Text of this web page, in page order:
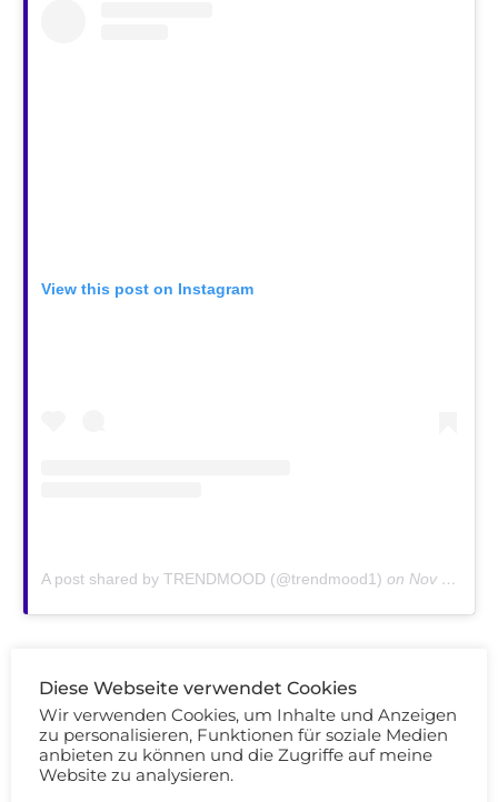
View this post on Instagram
A post shared by TRENDMOOD (@trendmood1) on Nov 24, 2018 at 8:28am PST
Diese Webseite verwendet Cookies
Wir verwenden Cookies, um Inhalte und Anzeigen
zu personalisieren, Funktionen für soziale Medien
anbieten zu können und die Zugriffe auf meine
Website zu analysieren.